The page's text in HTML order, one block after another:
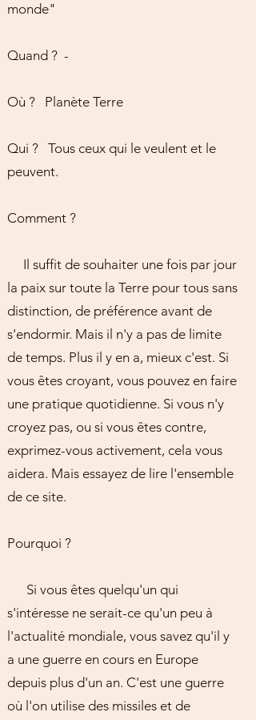
monde"
Quand ? -
Où ? Planète Terre
Qui ? Tous ceux qui le veulent et le
peuvent.
Comment ?
Il suffit de souhaiter une fois par jour
la paix sur toute la Terre pour tous sans
distinction, de préférence avant de
s'endormir. Mais il n'y a pas de limite
de temps. Plus il y en a, mieux c'est. Si
vous êtes croyant, vous pouvez en faire
une pratique quotidienne. Si vous n'y
croyez pas, ou si vous êtes contre,
exprimez-vous activement, cela vous
aidera. Mais essayez de lire l'ensemble
de ce site.
Pourquoi ?
Si vous êtes quelqu'un qui
s'intéresse ne serait-ce qu'un peu à
l'actualité mondiale, vous savez qu'il y
a une guerre en cours en Europe
depuis plus d'un an. C'est une guerre
où l'on utilise des missiles et de